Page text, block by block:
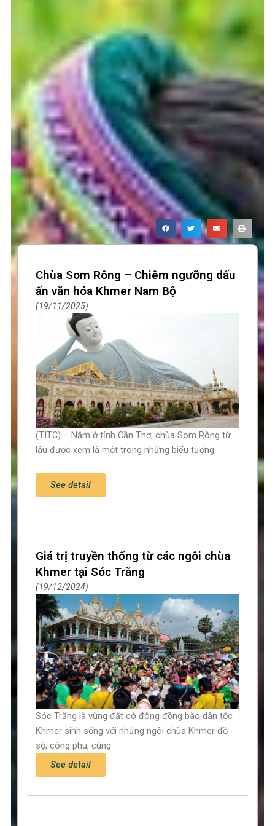
Chùa Som Rông – Chiêm ngưỡng dấu
ấn văn hóa Khmer Nam Bộ
19/11/2025
(TITC) – Nằm ở tỉnh Cần Thơ, chùa Som Rông từ
lâu được xem là một trong những biểu tượng
See detail
Giá trị truyền thống từ các ngôi chùa
Khmer tại Sóc Trăng
19/12/2024
Sóc Trăng là vùng đất có đông đồng bào dân tộc
Khmer sinh sống với những ngôi chùa Khmer đồ
sộ, công phu, cùng
See detail